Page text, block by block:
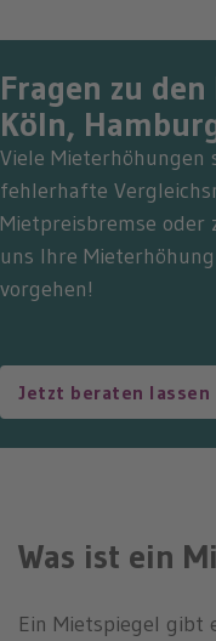
Fragen zu
Köln,
Viele Mieterhöhungen
fehlerhafte
Mietpreisbremse oder
uns Ihre
vorgehen!
Jetzt beraten lassen
Was ist ein
Ein Mietspiegel gibt